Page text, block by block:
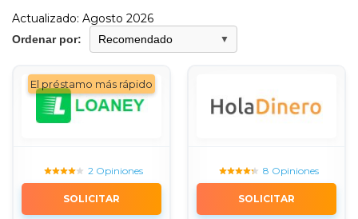
Actualizado: Agosto 2026
Ordenar por:
El préstamo más rápido
2 Opiniones
SOLICITAR
8 Opiniones
SOLICITAR